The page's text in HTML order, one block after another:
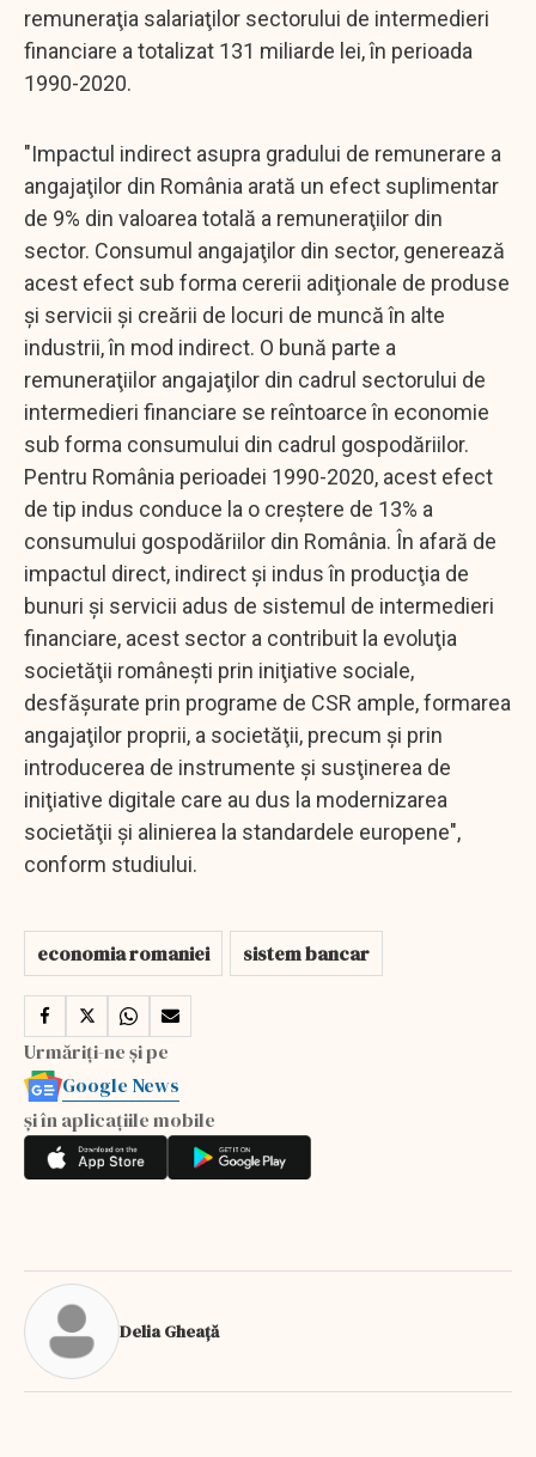
remuneraţia salariaţilor sectorului de intermedieri
financiare a totalizat 131 miliarde lei, în perioada
1990-2020.
"Impactul indirect asupra gradului de remunerare a
angajaţilor din România arată un efect suplimentar
de 9% din valoarea totală a remuneraţiilor din
sector. Consumul angajaţilor din sector, generează
acest efect sub forma cererii adiţionale de produse
şi servicii şi creării de locuri de muncă în alte
industrii, în mod indirect. O bună parte a
remuneraţiilor angajaţilor din cadrul sectorului de
intermedieri financiare se reîntoarce în economie
sub forma consumului din cadrul gospodăriilor.
Pentru România perioadei 1990-2020, acest efect
de tip indus conduce la o creştere de 13% a
consumului gospodăriilor din România. În afară de
impactul direct, indirect şi indus în producţia de
bunuri şi servicii adus de sistemul de intermedieri
financiare, acest sector a contribuit la evoluţia
societăţii româneşti prin iniţiative sociale,
desfăşurate prin programe de CSR ample, formarea
angajaţilor proprii, a societăţii, precum şi prin
introducerea de instrumente şi susţinerea de
iniţiative digitale care au dus la modernizarea
societăţii şi alinierea la standardele europene",
conform studiului.
economia romaniei sistem bancar
Urmăriți-ne și pe
Google News
și în aplicațiile mobile
Delia Gheață